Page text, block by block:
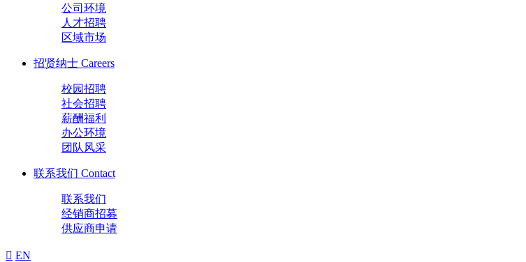
公司环境
人才招聘
区域市场
招贤纳士 Careers
校园招聘
社会招聘
薪酬福利
办公环境
团队风采
联系我们 Contact
联系我们
经销商招募
供应商申请
EN